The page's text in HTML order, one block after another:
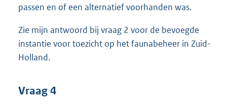
passen en of een alternatief voorhanden was.
Zie mijn antwoord bij vraag 2 voor de bevoegde
instantie voor toezicht op het faunabeheer in Zuid-
Holland.
Vraag 4